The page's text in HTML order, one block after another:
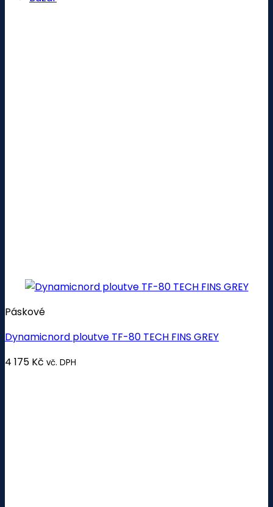
Páskové
Dynamicnord ploutve TF-80 TECH FINS GREY
4 175 Kč vč. DPH